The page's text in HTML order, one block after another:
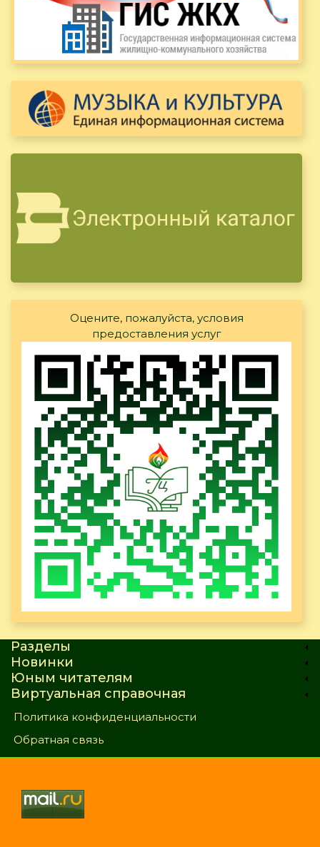
Оцените, пожалуйста, условия
предоставления услуг
Разделы
Новинки
Юным читателям
Виртуальная справочная
Политика конфиденциальности
Обратная связь